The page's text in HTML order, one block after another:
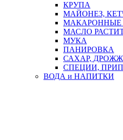
КРУПА
МАЙОНЕЗ,
МАКАРОННЫЕ
МАСЛО
МУКА
ПАНИРОВКА
САХАР,
СПЕЦИИ,
ВОДА и НАПИТКИ